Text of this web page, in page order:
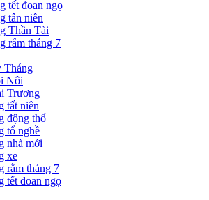
tết đoan ngọ
tân niên
Thần Tài
rằm tháng 7
Tháng
Nôi
Trương
tất niên
động thổ
tổ nghề
nhà mới
xe
rằm tháng 7
tết đoan ngọ